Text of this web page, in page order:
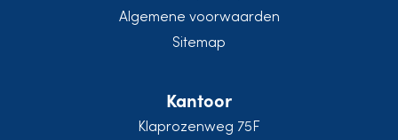
Algemene voorwaarden
Sitemap
Kantoor
Klaprozenweg 75F